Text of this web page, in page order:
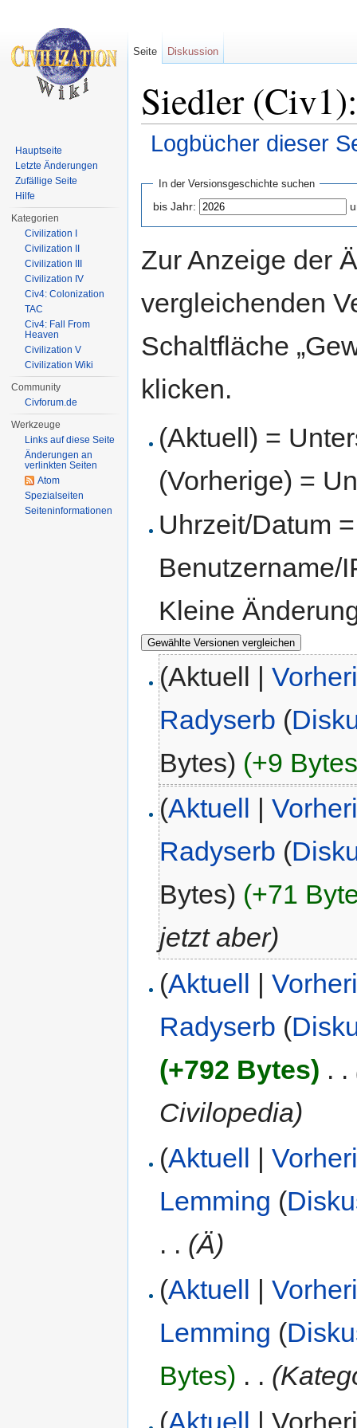
Siedler
Logbücher dieser
In der Versionsgeschichte suchen
bis Jahr:
Zur Anzeige der
vergleichenden
Schaltfläche
klicken.
(Aktuell) =
(Vorherige) =
Uhrzeit/Datum
Benutzername/
Kleine
(Aktuell |
Radyserb (
Bytes) (+9
(Aktuell |
Radyserb (
Bytes) (+71
jetzt aber)
(Aktuell |
Radyserb (
(+792 Bytes) . .
Civilopedia)
(Aktuell |
Lemming (
. . (Ä)
(Aktuell |
Lemming (
Bytes) . .
(Aktuell |
Seite Diskussion
Hauptseite
Letzte Änderungen
Zufällige Seite
Hilfe
Kategorien
Civilization I
Civilization II
Civilization III
Civilization IV
Civ4: Colonization
TAC
Civ4: Fall From
Heaven
Civilization V
Civilization Wiki
Community
Civforum.de
Werkzeuge
Links auf diese Seite
Änderungen an
verlinkten Seiten
Atom
Spezialseiten
Seiten­informationen